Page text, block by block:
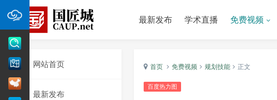
最新发布 学术直播 免费视频
网站首页
最新发布
首页 免费视频 规划技能 正文
百度热力图